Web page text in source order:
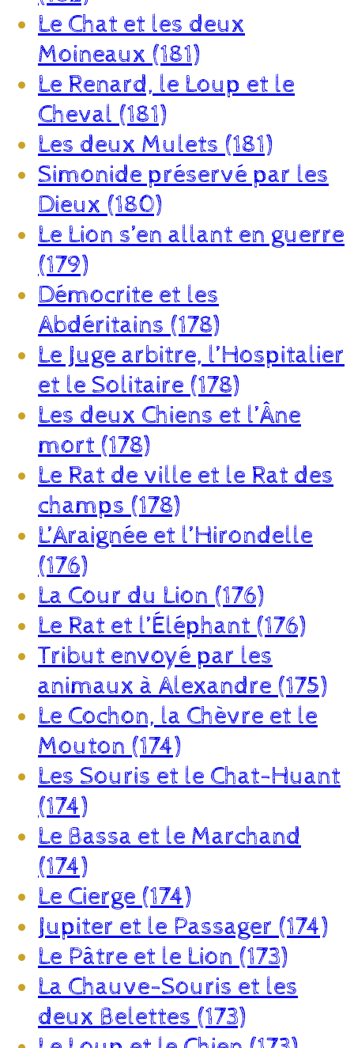
Le Chat et les deux
Moineaux (181)
Le Renard, le Loup et le
Cheval (181)
Les deux Mulets (181)
Simonide préservé par les
Dieux (180)
Le Lion s’en allant en guerre
(179)
Démocrite et les
Abdéritains (178)
Le Juge arbitre, l’Hospitalier
et le Solitaire (178)
Les deux Chiens et l’Âne
mort (178)
Le Rat de ville et le Rat des
champs (178)
L’Araignée et l’Hirondelle
(176)
La Cour du Lion (176)
Le Rat et l’Éléphant (176)
Tribut envoyé par les
animaux à Alexandre (175)
Le Cochon, la Chèvre et le
Mouton (174)
Les Souris et le Chat-Huant
(174)
Le Bassa et le Marchand
(174)
Le Cierge (174)
Jupiter et le Passager (174)
Le Pâtre et le Lion (173)
La Chauve-Souris et les
deux Belettes (173)